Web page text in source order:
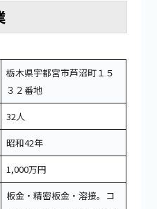
栃木県宇都宮市芦沼町１５
３２番地
32人
昭和42年
1,000万円
板金・精密板金・溶接。コ